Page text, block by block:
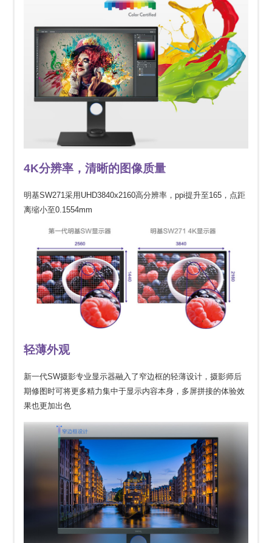
4K分辨率，清晰的图像质量
明基SW271采用UHD3840x2160高分辨率，ppi提升至165，点距
离缩小至0.1554mm
轻薄外观
新一代SW摄影专业显示器融入了窄边框的轻薄设计，摄影师后
期修图时可将更多精力集中于显示内容本身，多屏拼接的体验效
果也更加出色